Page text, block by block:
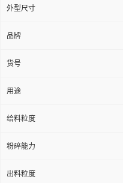
外型尺寸
品牌
货号
用途
给料粒度
粉碎能力
出料粒度